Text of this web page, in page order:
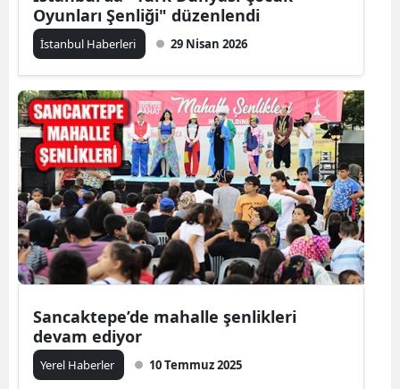
Oyunları Şenliği" düzenlendi
İstanbul Haberleri 29 Nisan 2026
Sancaktepe’de mahalle şenlikleri
devam ediyor
Yerel Haberler 10 Temmuz 2025